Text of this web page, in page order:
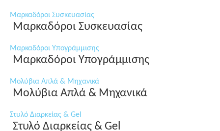
Μαρκαδόροι Συσκευασίας
Μαρκαδόροι Συσκευασίας
Μαρκαδόροι Υπογράμμισης
Μαρκαδόροι Υπογράμμισης
Μολύβια Απλά & Μηχανικά
Μολύβια Απλά & Μηχανικά
Στυλό Διαρκείας & Gel
Στυλό Διαρκείας & Gel